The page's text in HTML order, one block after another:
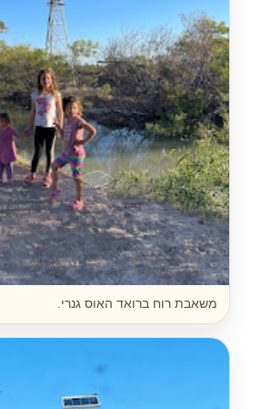
משאבת רוח ברואד האוס גנרי.